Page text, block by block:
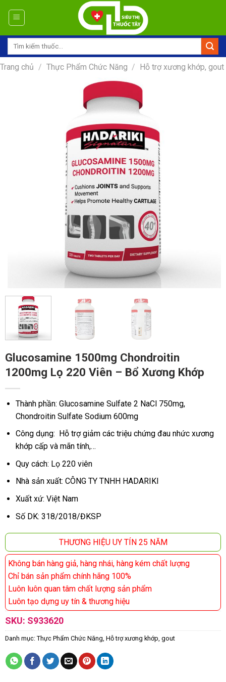
Tìm
Trang chủ / Thực Phẩm Chức Năng / Hỗ trợ xương khớp, gout
Glucosamine 1500mg Chondroitin
1200mg Lọ 220 Viên – Bổ Xương Khớp
Thành phần: Glucosamine Sulfate 2 NaCl 750mg,
Chondroitin Sulfate Sodium 600mg
Công dụng: Hỗ trợ giảm các triệu chứng đau nhức xương
khớp cấp và mãn tính,…
Quy cách: Lọ 220 viên
Nhà sản xuất: CÔNG TY TNHH HADARIKI
Xuất xứ: Việt Nam
Số DK: 318/2018/ĐKSP
THƯƠNG HIỆU UY TÍN 25 NĂM
Không bán hàng giả, hàng nhái, hàng kém chất lượng
Chỉ bán sản phẩm chính hãng 100%
Luôn luôn quan tâm chất lượng sản phẩm
Luôn tạo dựng uy tín & thương hiệu
SKU: S933620
Danh mục: Thực Phẩm Chức Năng, Hỗ trợ xương khớp, gout